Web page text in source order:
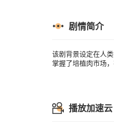
剧情简介
该剧背景设定在人
掌握了培植肉市场
播放加速云